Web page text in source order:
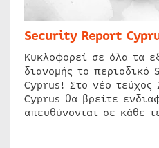
Security Report
Κυκλοφορεί σε όλα τα
διανομής το
Cyprus! Στο νέο
Cyprus θα βρείτε
απευθύνονται σε κάθε